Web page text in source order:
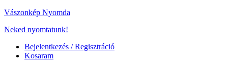
Vászonkép Nyomda
Neked nyomtatunk!
Bejelentkezés / Regisztráció
Kosaram